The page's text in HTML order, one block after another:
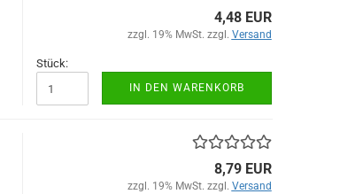
4,48 EUR
zzgl. 19% MwSt. zzgl. Versand
Stück:
IN DEN WARENKORB
8,79 EUR
zzgl. 19% MwSt. zzgl. Versand